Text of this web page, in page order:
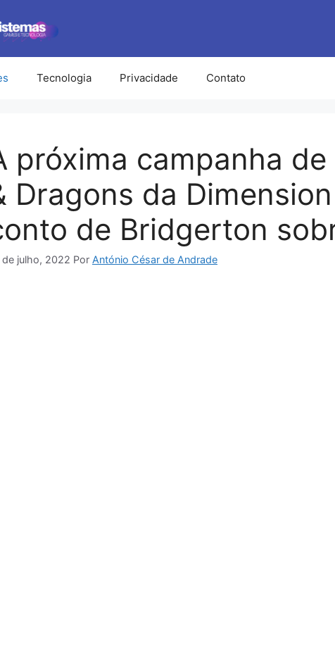
Tecnologia Privacidade Contato
próxima campanha
Dragons da
de Bridgerton
de julho, 2022 Por António César de Andrade